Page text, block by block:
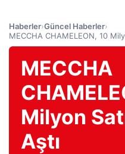
Haberler›Güncel Haberler›
MECCHA CHAMELEON, 10
MECCHA
Milyon
Aştı